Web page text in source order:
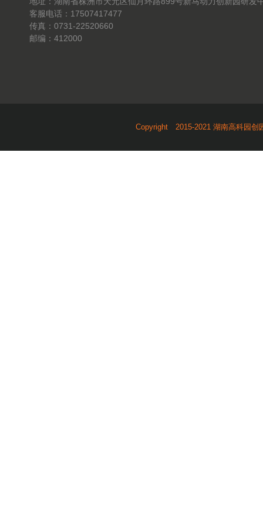
客服电话：17507417477
传真：0731-22520660
邮编：412000
Copyright 2015-2021 湖南高科园创